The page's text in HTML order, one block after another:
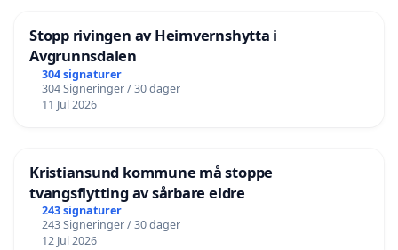
Stopp rivingen av Heimvernshytta i
Avgrunnsdalen
304 signaturer
304 Signeringer / 30 dager
11 Jul 2026
Kristiansund kommune må stoppe
tvangsflytting av sårbare eldre
243 signaturer
243 Signeringer / 30 dager
12 Jul 2026